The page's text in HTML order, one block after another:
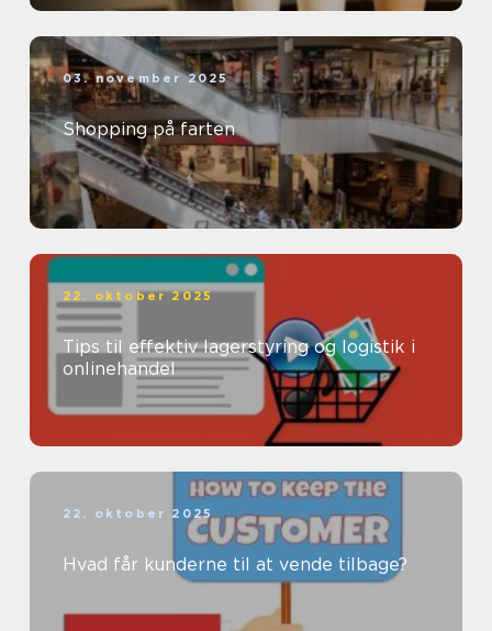
03. november 2025
Shopping på farten
22. oktober 2025
Tips til effektiv lagerstyring og logistik i
onlinehandel
22. oktober 2025
Hvad får kunderne til at vende tilbage?